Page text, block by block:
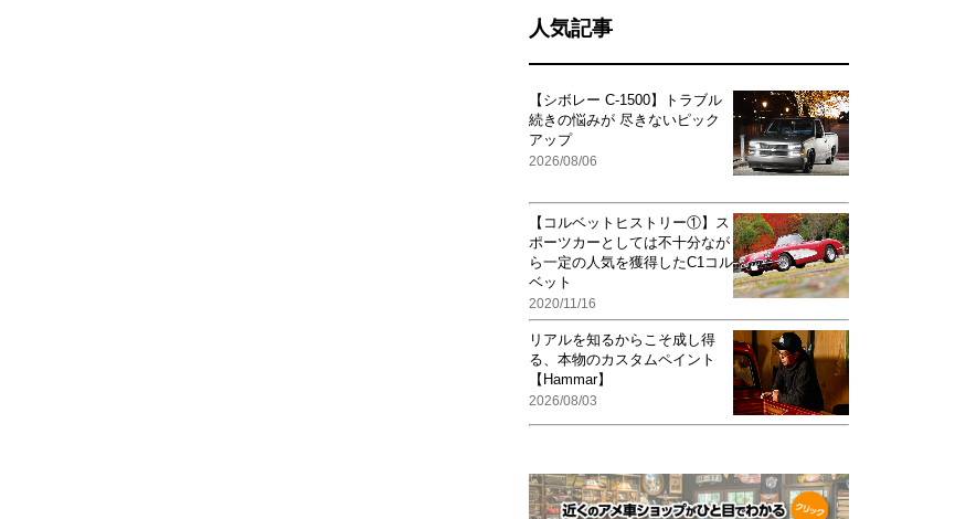
人気記事
【シボレー C-1500】トラブル
続きの悩みが 尽きないピック
アップ
2026/08/06
【コルベットヒストリー①】ス
ポーツカーとしては不十分なが
ら一定の人気を獲得したC1コル
ベット
2020/11/16
リアルを知るからこそ成し得
る、本物のカスタムペイント
【Hammar】
2026/08/03